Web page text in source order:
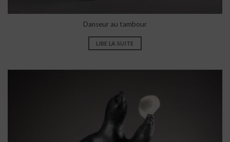
Danseur au tambour
LIRE LA SUITE